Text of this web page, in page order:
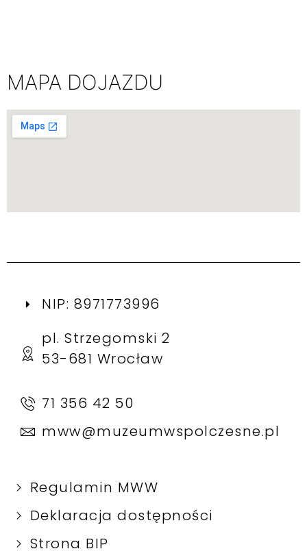
MAPA DOJAZDU
NIP: 8971773996
pl. Strzegomski 2
53-681 Wrocław
71 356 42 50
mww@muzeumwspolczesne.pl
Regulamin MWW
Deklaracja dostępności
Strona BIP